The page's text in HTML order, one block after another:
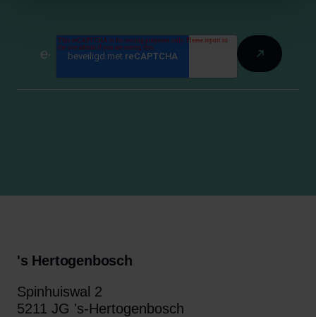
's Hertogenbosch
Spinhuiswal 2
5211 JG 's-Hertogenbosch